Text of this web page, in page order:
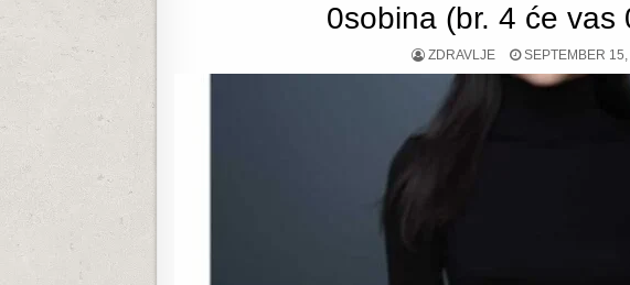
0sobina (br. 4 će vas
AUTHOR:
ZDRAVLJE PUBLISHED
SEPTEMBER